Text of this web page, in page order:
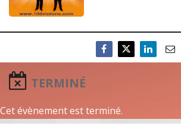
TERMINÉ
Cet évènement est terminé.